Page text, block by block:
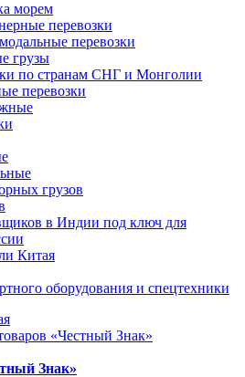
морем
перевозки
перевозки
грузы
по странам СНГ и Монголии
перевозки
грузов
в Индии под ключ для
Китая
оборудования и спецтехники
«Честный Знак»
Знак»